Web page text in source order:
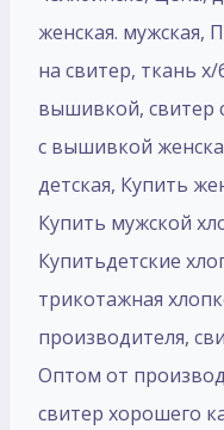
женская. мужская,
на свитер, ткань
вышивкой, свитер
с вышивкой
детская, Купить
Купить мужской
Купитьдетские
трикотажная
производителя,
Оптом от
свитер хорошего